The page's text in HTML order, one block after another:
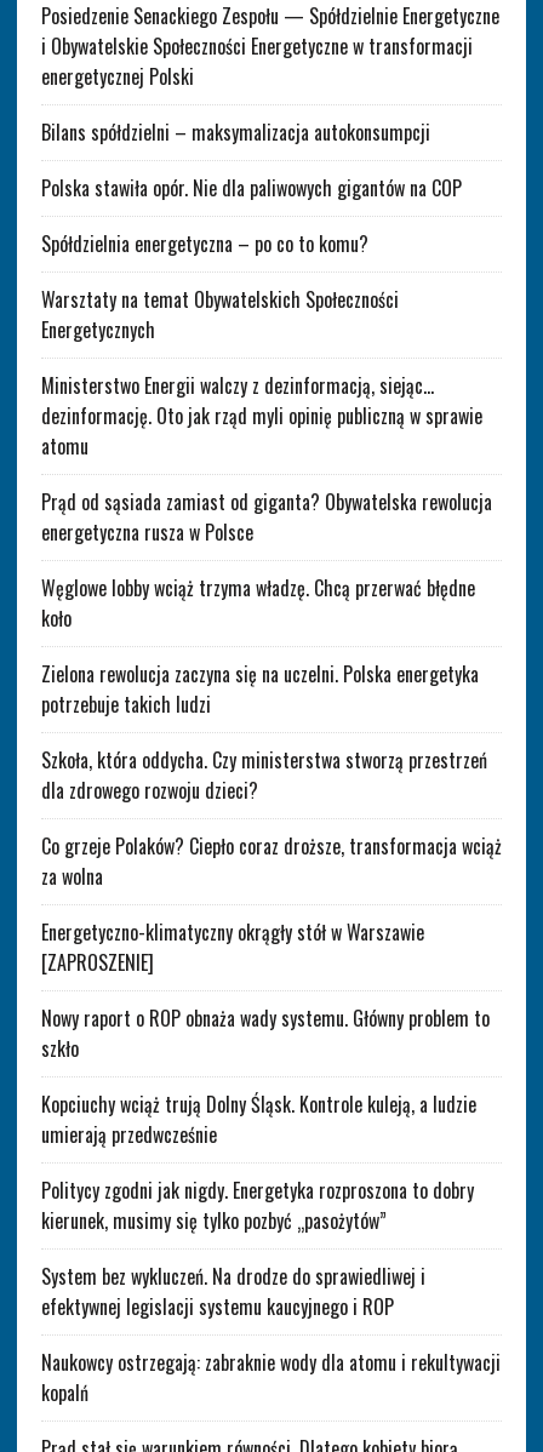
Posiedzenie Senackiego Zespołu — Spółdzielnie Energetyczne
i Obywatelskie Społeczności Energetyczne w transformacji
energetycznej Polski
Bilans spółdzielni – maksymalizacja autokonsumpcji
Polska stawiła opór. Nie dla paliwowych gigantów na COP
Spółdzielnia energetyczna – po co to komu?
Warsztaty na temat Obywatelskich Społeczności
Energetycznych
Ministerstwo Energii walczy z dezinformacją, siejąc…
dezinformację. Oto jak rząd myli opinię publiczną w sprawie
atomu
Prąd od sąsiada zamiast od giganta? Obywatelska rewolucja
energetyczna rusza w Polsce
Węglowe lobby wciąż trzyma władzę. Chcą przerwać błędne
koło
Zielona rewolucja zaczyna się na uczelni. Polska energetyka
potrzebuje takich ludzi
Szkoła, która oddycha. Czy ministerstwa stworzą przestrzeń
dla zdrowego rozwoju dzieci?
Co grzeje Polaków? Ciepło coraz droższe, transformacja wciąż
za wolna
Energetyczno-klimatyczny okrągły stół w Warszawie
[ZAPROSZENIE]
Nowy raport o ROP obnaża wady systemu. Główny problem to
szkło
Kopciuchy wciąż trują Dolny Śląsk. Kontrole kuleją, a ludzie
umierają przedwcześnie
Politycy zgodni jak nigdy. Energetyka rozproszona to dobry
kierunek, musimy się tylko pozbyć „pasożytów”
System bez wykluczeń. Na drodze do sprawiedliwej i
efektywnej legislacji systemu kaucyjnego i ROP
Naukowcy ostrzegają: zabraknie wody dla atomu i rekultywacji
kopalń